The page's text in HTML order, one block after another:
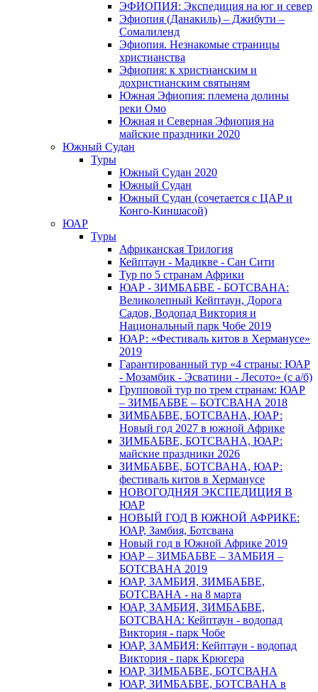
ЭФИОПИЯ: Экспедиция на юг и север
Эфиопия (Данакиль) – Джибути –
Cомалиленд
Эфиопия. Незнакомые страницы
христианства
Эфиопия: к христианским и
дохристианским святыням
Южная Эфиопия: племена долины
реки Омо
Южная и Северная Эфиопия на
майские праздники 2020
Южный Судан
Туры
Южный Cудан 2020
Южный Cудан
Южный Судан (сочетается с ЦАР и
Конго-Киншасой)
ЮАР
Туры
Африканская Трилогия
Кейптаун - Мадикве - Сан Сити
Тур по 5 странам Африки
ЮАР - ЗИМБАБВЕ - БОТСВАНА:
Великолепный Кейптаун, Дорога
Садов, Водопад Виктория и
Национальный парк Чобе 2019
ЮАР: «Фестиваль китов в Херманусе»
2019
Гарантированный тур «4 страны: ЮАР
- Мозамбик - Эсватини - Лесото» (с а/б)
Групповой тур по трем странам: ЮАР
– ЗИМБАБВЕ – БОТСВАНА 2018
ЗИМБАБВЕ, БОТСВАНА, ЮАР:
Новый год 2027 в южной Африке
ЗИМБАБВЕ, БОТСВАНА, ЮАР:
майские праздники 2026
ЗИМБАБВЕ, БОТСВАНА, ЮАР:
фестиваль китов в Херманусе
НОВОГОДНЯЯ ЭКСПЕДИЦИЯ В
ЮАР
НОВЫЙ ГОД В ЮЖНОЙ АФРИКЕ:
ЮАР, Замбия, Ботсвана
Новый год в Южной Африке 2019
ЮАР – ЗИМБАБВЕ – ЗАМБИЯ –
БОТСВАНА 2019
ЮАР, ЗАМБИЯ, ЗИМБАБВЕ,
БОТСВАНА - на 8 марта
ЮАР, ЗАМБИЯ, ЗИМБАБВЕ,
БОТСВАНА: Кейптаун - водопад
Виктория - парк Чобе
ЮАР, ЗАМБИЯ: Кейптаун - водопад
Виктория - парк Крюгера
ЮАР, ЗИМБАБВЕ, БОТСВАНА
ЮАР, ЗИМБАБВЕ, БОТСВАНА в